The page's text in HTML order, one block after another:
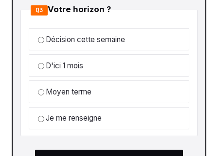
Q3 Votre horizon ?
Décision cette semaine
D'ici 1 mois
Moyen terme
Je me renseigne